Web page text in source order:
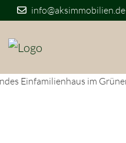
info@aksimmobilien.de